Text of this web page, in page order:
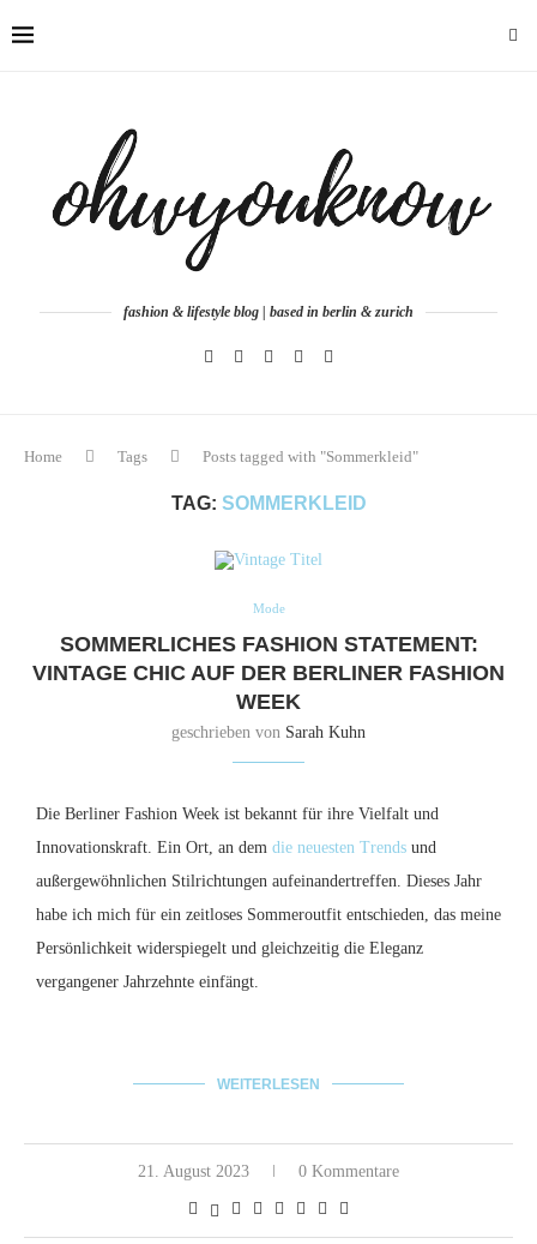
fashion & lifestyle blog | based in berlin & zurich
Home Tags Posts tagged with "Sommerkleid"
TAG: SOMMERKLEID
Mode
SOMMERLICHES FASHION STATEMENT:
VINTAGE CHIC AUF DER BERLINER FASHION
WEEK
geschrieben von Sarah Kuhn
Die Berliner Fashion Week ist bekannt für ihre Vielfalt und
Innovationskraft. Ein Ort, an dem die neuesten Trends und
außergewöhnlichen Stilrichtungen aufeinandertreffen. Dieses Jahr
habe ich mich für ein zeitloses Sommeroutfit entschieden, das meine
Persönlichkeit widerspiegelt und gleichzeitig die Eleganz
vergangener Jahrzehnte einfängt.
WEITERLESEN
21. August 2023 0 Kommentare